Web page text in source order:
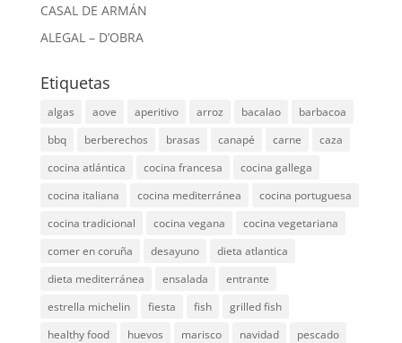
CASAL DE ARMÁN
ALEGAL – D’OBRA
Etiquetas
algas aove aperitivo arroz bacalao
barbacoa
bbq
berberechos brasas canapé carne
caza
cocina atlántica
cocina francesa
cocina gallega
cocina italiana
cocina mediterránea
cocina portuguesa
cocina tradicional
cocina vegana
cocina vegetariana
comer en coruña
desayuno
dieta atlantica
dieta mediterránea
ensalada
entrante
estrella michelin
fiesta fish
grilled fish
healthy food
huevos marisco navidad
pescado